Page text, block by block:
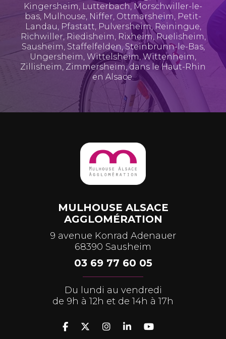
Kingersheim, Lutterbach, Morschwiller-le-
bas, Mulhouse, Niffer, Ottmarsheim, Petit-
Landau, Pfastatt, Pulversheim, Reiningue,
Richwiller, Riedisheim, Rixheim,Ruelisheim,
Sausheim, Staffelfelden, Steinbrunn-le-Bas,
Ungersheim, Wittelsheim,Wittenheim,
Zillisheim, Zimmersheim, dans le Haut-Rhin
en Alsace.
MULHOUSE ALSACE
AGGLOMÉRATION
9 avenue Konrad Adenauer
68390 Sausheim
03 69 77 60 05
Du lundi au vendredi
de 9h à 12h et de 14h à 17h